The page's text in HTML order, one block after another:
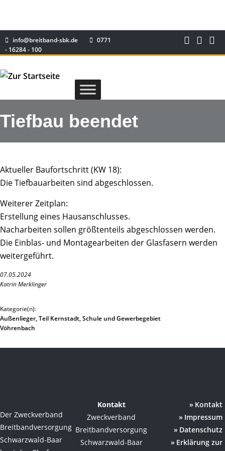
info@breitband-sbk.de
0771
- 16284 - 100
Tiefbau beendet
Aktueller Baufortschritt (KW 18):
Die Tiefbauarbeiten sind abgeschlossen.
Weiterer Zeitplan:
Erstellung eines Hausanschlusses.
Nacharbeiten sollen größtenteils abgeschlossen werden.
Die Einblas- und Montagearbeiten der Glasfasern werden
weitergeführt.
07.05.2024
Katrin Merklinger
Kategorie(n):
Außenlieger, Teil Kernstadt, Schule und Gewerbegebiet
Vöhrenbach
Der Zweckverband
Breitbandversorgung
Schwarzwald-Baar
Kontakt
Zweckverband
Breitbandversorgung
Schwarzwald-Baar
Kontakt
Impressum
Datenschutz
Erklärung zur